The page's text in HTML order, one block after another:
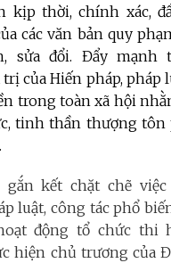
kịp thời, chính xác,
các văn bản quy
sửa đổi. Đẩy mạnh
của Hiến pháp, pháp
trong toàn xã hội
tinh thần thượng tôn
gắn kết chặt chẽ
luật, công tác phổ
động tổ chức thi
hiện chủ trương của